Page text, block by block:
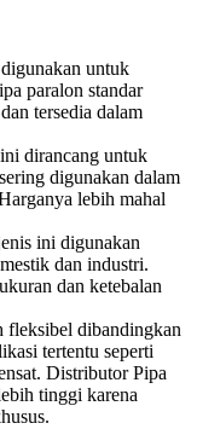
untuk
paralon standar
tersedia dalam
dirancang untuk
digunakan dalam
lebih mahal
ini digunakan
dan industri.
dan ketebalan
fleksibel dibandingkan
tertentu seperti
Distributor Pipa
tinggi karena